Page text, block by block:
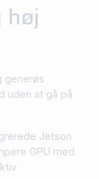
generøs
uden at gå på
Jetson
GPU med